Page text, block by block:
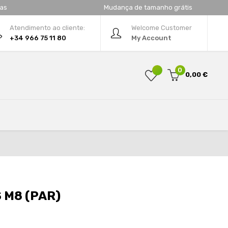
Mudança de tamanho grátis
Welcome Customer
My Account
Atendimento ao cliente:
+34 966 75 11 80
0
0,00 €
M8 (PAR)